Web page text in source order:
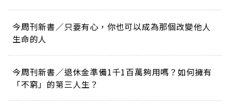
今周刊新書／只要有心，你也可以成為那個改變他人
生命的人
今周刊新書／退休金準備1千1百萬夠用嗎？如何擁有
「不窮」的第三人生？